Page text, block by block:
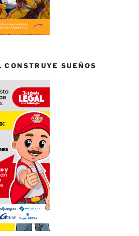
CONSTRUYE SUEÑOS